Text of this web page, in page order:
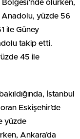
olurken,
Anadolu, yüzde 56
ile Güney
takip etti.
45 ile
İstanbul
Eskişehir’de
yüzde
Ankara’da